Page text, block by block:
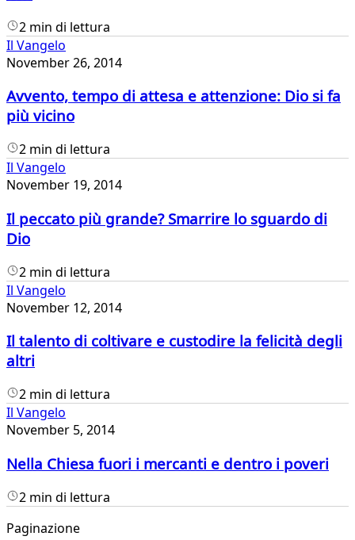
2 min di lettura
Il Vangelo
November 26, 2014
Avvento, tempo di attesa e attenzione: Dio si fa
più vicino
2 min di lettura
Il Vangelo
November 19, 2014
Il peccato più grande? Smarrire lo sguardo di
Dio
2 min di lettura
Il Vangelo
November 12, 2014
Il talento di coltivare e custodire la felicità degli
altri
2 min di lettura
Il Vangelo
November 5, 2014
Nella Chiesa fuori i mercanti e dentro i poveri
2 min di lettura
Paginazione